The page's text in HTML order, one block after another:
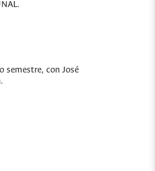
semestre, con José